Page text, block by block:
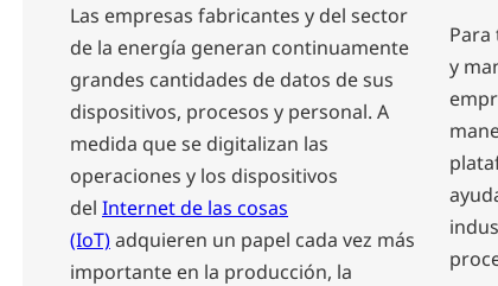
Las empresas fabricantes y del sector
de la energía generan continuamente
grandes cantidades de datos de sus
dispositivos, procesos y personal. A
medida que se digitalizan las
operaciones y los dispositivos
del Internet de las cosas
(IoT)adquieren un papel cada vez más
importante en la producción, la
y